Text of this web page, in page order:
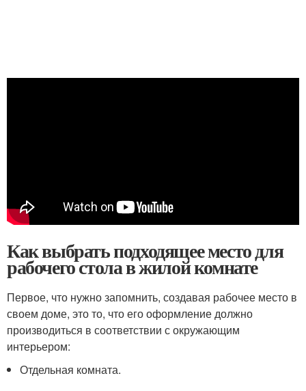
Как выбрать подходящее место для
рабочего стола в жилой комнате
Первое, что нужно запомнить, создавая рабочее место в
своем доме, это то, что его оформление должно
производиться в соответствии с окружающим
интерьером:
Отдельная комната.